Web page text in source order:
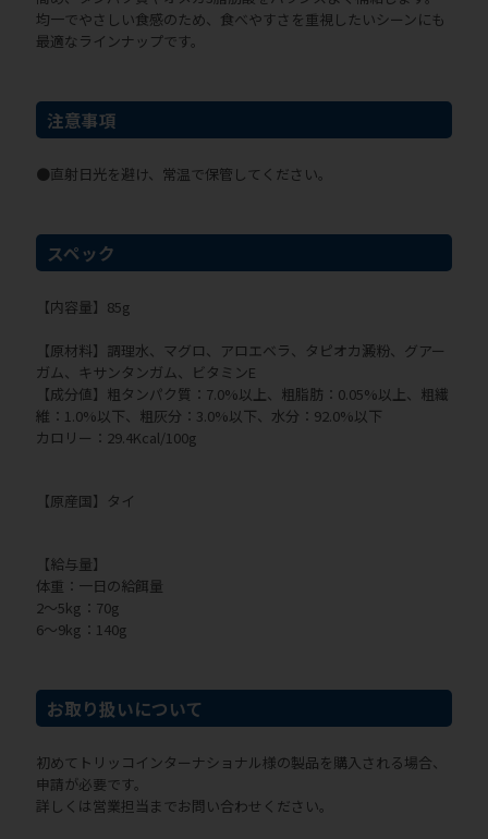
均一でやさしい食感のため、食べやすさを重視したいシーンにも
最適なラインナップです。
注意事項
●直射日光を避け、常温で保管してください。
スペック
【内容量】85g
【原材料】調理水、マグロ、アロエベラ、タピオカ澱粉、グアー
ガム、キサンタンガム、ビタミンE
【成分値】粗タンパク質：7.0%以上、粗脂肪：0.05%以上、粗繊
維：1.0%以下、粗灰分：3.0%以下、水分：92.0%以下
カロリー：29.4Kcal/100g
【原産国】タイ
【給与量】
体重：一日の給餌量
2～5kg：70g
6～9kg：140g
お取り扱いについて
初めてトリッコインターナショナル様の製品を購入される場合、
申請が必要です。
詳しくは営業担当までお問い合わせください。